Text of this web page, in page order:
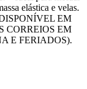
elástica e velas.
EM
CORREIOS EM
E FERIADOS).